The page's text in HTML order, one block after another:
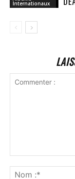
Internationaux